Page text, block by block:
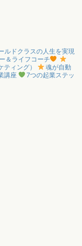
ルドクラスの人生を実現
＆ライフコーチ
ィング）
魂が自動
講座
7つの起業ステッ